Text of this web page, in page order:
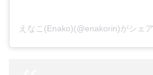
えなこ(Enako)(@enakorin)がシェ